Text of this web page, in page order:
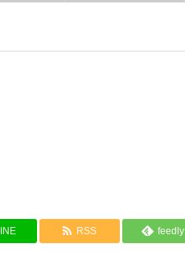
RSS feedly